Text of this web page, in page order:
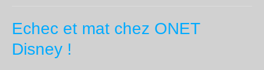
Echec et mat chez ONET
Disney !